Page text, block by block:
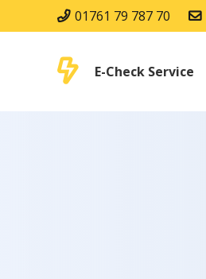
01761 79 787 70
E-Check Service